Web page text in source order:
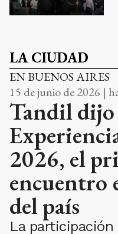
LA CIUDAD
EN BUENOS AIRES
15 de junio de 2026 |
Tandil dijo
2026, el
encuentro
del país
La participación